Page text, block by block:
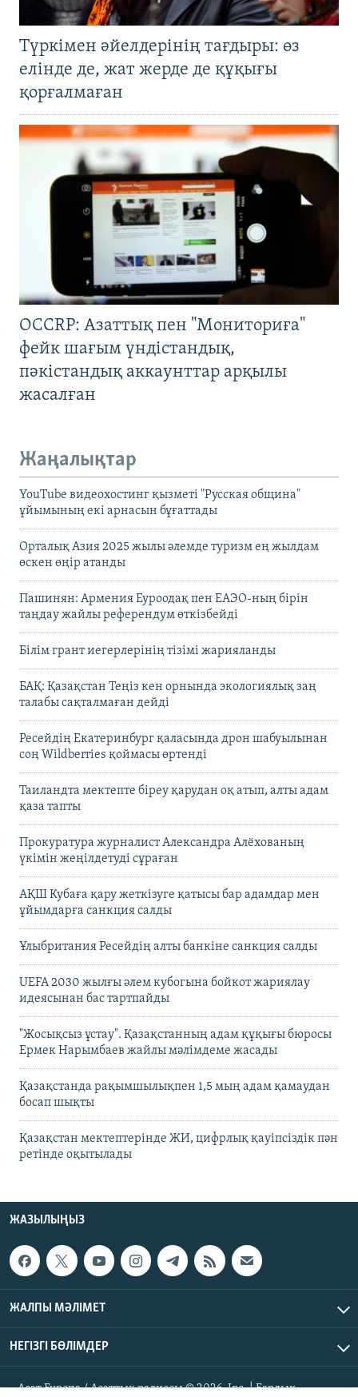
Түркімен әйелдерінің тағдыры: өз
елінде де, жат жерде де құқығы
қорғалмаған
OCCRP: Азаттық пен "Мониториға"
фейк шағым үндістандық,
пәкістандық аккаунттар арқылы
жасалған
Жаңалықтар
YouTube видеохостинг қызметі "Русская община"
ұйымының екі арнасын бұғаттады
Орталық Азия 2025 жылы әлемде туризм ең жылдам
өскен өңір атанды
Пашинян: Армения Еуроодақ пен ЕАЭО-ның бірін
таңдау жайлы референдум өткізбейді
Білім грант иегерлерінің тізімі жарияланды
БАҚ: Қазақстан Теңіз кен орнында экологиялық заң
талабы сақталмаған дейді
Ресейдің Екатеринбург қаласында дрон шабуылынан
соң Wildberries қоймасы өртенді
Таиландта мектепте біреу қарудан оқ атып, алты адам
қаза тапты
Прокуратура журналист Александра Алёхованың
үкімін жеңілдетуді сұраған
АҚШ Кубаға қару жеткізуге қатысы бар адамдар мен
ұйымдарға санкция салды
Ұлыбритания Ресейдің алты банкіне санкция салды
UEFA 2030 жылғы әлем кубогына бойкот жариялау
идеясынан бас тартпайды
"Жосықсыз ұстау". Қазақстанның адам құқығы бюросы
Ермек Нарымбаев жайлы мәлімдеме жасады
Қазақстанда рақымшылықпен 1,5 мың адам қамаудан
босап шықты
Қазақстан мектептерінде ЖИ, цифрлық қауіпсіздік пән
ретінде оқытылады
ЖАЗЫЛЫҢЫЗ
ЖАЛПЫ МӘЛІМЕТ
НЕГІЗГІ БӨЛІМДЕР
Азат Еуропа / Азаттық радиосы © 2026, Inc. | Барлық